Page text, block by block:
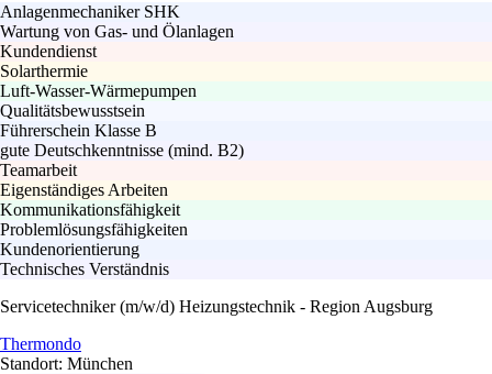
Anlagenmechaniker SHK
Wartung von Gas- und Ölanlagen
Kundendienst
Solarthermie
Luft-Wasser-Wärmepumpen
Qualitätsbewusstsein
Führerschein Klasse B
gute Deutschkenntnisse (mind. B2)
Teamarbeit
Eigenständiges Arbeiten
Kommunikationsfähigkeit
Problemlösungsfähigkeiten
Kundenorientierung
Technisches Verständnis
Servicetechniker (m/w/d) Heizungstechnik - Region Augsburg
Thermondo
Standort: München